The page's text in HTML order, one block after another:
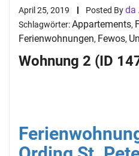
April 25, 2019 Posted Byda
Schlagwörter:Appartements,
Ferienwohnungen, Fewos,
Wohnung 2 (ID